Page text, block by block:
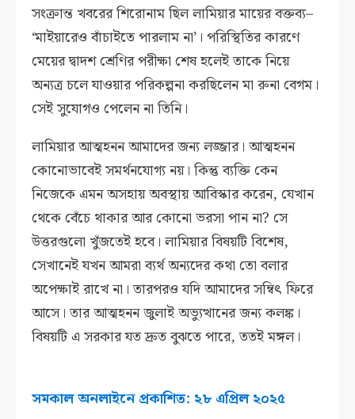
সংক্রান্ত খবরের শিরোনাম ছিল লামিয়ার মায়ের বক্তব্য–
‘মাইয়ারেও বাঁচাইতে পারলাম না’। পরিস্থিতির কারণে
মেয়ের দ্বাদশ শ্রেণির পরীক্ষা শেষ হলেই তাকে নিয়ে
অন্যত্র চলে যাওয়ার পরিকল্পনা করছিলেন মা রুনা বেগম।
সেই সুযোগও পেলেন না তিনি।
লামিয়ার আত্মহনন আমাদের জন্য লজ্জার। আত্মহনন
কোনোভাবেই সমর্থনযোগ্য নয়। কিন্তু ব্যক্তি কেন
নিজেকে এমন অসহায় অবস্থায় আবিস্কার করেন, যেখান
থেকে বেঁচে থাকার আর কোনো ভরসা পান না? সে
উত্তরগুলো খুঁজতেই হবে। লামিয়ার বিষয়টি বিশেষ,
সেখানেই যখন আমরা ব্যর্থ অন্যদের কথা তো বলার
অপেক্ষাই রাখে না। তারপরও যদি আমাদের সম্বিৎ ফিরে
আসে। তার আত্মহনন জুলাই অভ্যুত্থানের জন্য কলঙ্ক।
বিষয়টি এ সরকার যত দ্রুত বুঝতে পারে, ততই মঙ্গল।
সমকাল অনলাইনে প্রকাশিত: ২৮ এপ্রিল ২০২৫